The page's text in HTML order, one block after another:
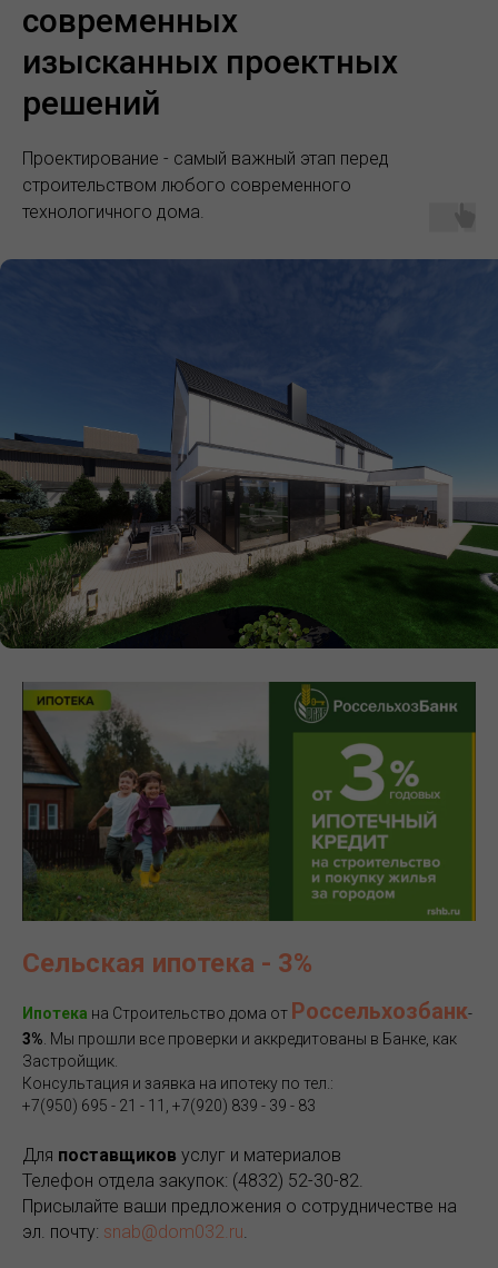
современных
изысканных проектных
решений
Проектирование - самый важный этап перед
строительством любого современного
технологичного дома.
Сельская ипотека - 3%
Ипотека на Строительство дома от Россельхозбанк-
3%. Мы прошли все проверки и аккредитованы в Банке, как
Застройщик.
Консультация и заявка на ипотеку по тел.:
+7(950) 695 - 21 - 11, +7(920) 839 - 39 - 83
Для поставщиков услуг и материалов
Телефон отдела закупок: (4832) 52-30-82.
Присылайте ваши предложения о сотрудничестве на
эл. почту: snab@dom032.ru.